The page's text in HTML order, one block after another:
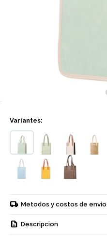
Variantes:
Metodos y costos de envío
Descripcion